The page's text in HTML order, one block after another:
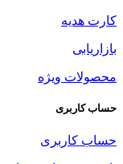
کارت هدیه
بازاریابی
محصولات ویژه
حساب کاربری
حساب کاربری